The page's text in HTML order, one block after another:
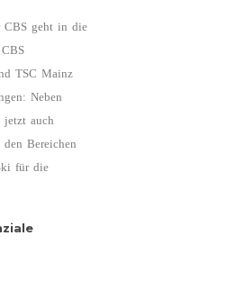
CBS geht in die
TSC Mainz
Neben
jetzt auch
Bereichen
für die